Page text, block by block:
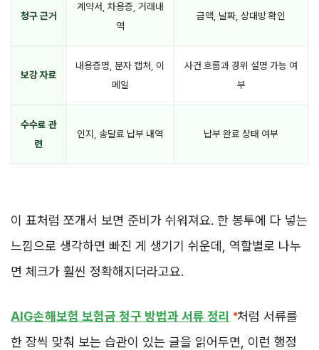
청구 근거
계약서, 차용증, 거래내
역
금액, 날짜, 상대방 확인
보강 자료
내용증명, 문자 캡처, 이
메일
사건 흐름과 경위 설명 가능 여
부
수수료 관
련
인지, 송달료 납부 내역 납부 완료 상태 여부
이 표처럼 쪼개서 보면 준비가 쉬워져요. 한 봉투에 다 넣는
느낌으로 생각하면 빠진 게 생기기 쉬운데, 역할별로 나누
면 체크가 훨씬 정확해지더라고요.
AIG손해보험 보험금 청구 방법과 서류 정리
처럼 서류를
한 장씩 맞춰 보는 습관이 있는 글을 읽어두면, 이런 행정